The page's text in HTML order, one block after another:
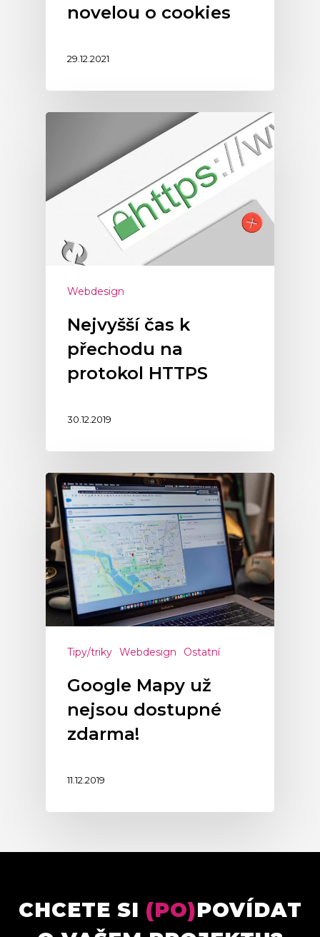
novelou o cookies
29.12.2021
Webdesign
Nejvyšší čas k
přechodu na
protokol HTTPS
30.12.2019
Tipy/triky Webdesign Ostatní
Google Mapy už
nejsou dostupné
zdarma!
11.12.2019
CHCETE SI (PO)POVÍDAT